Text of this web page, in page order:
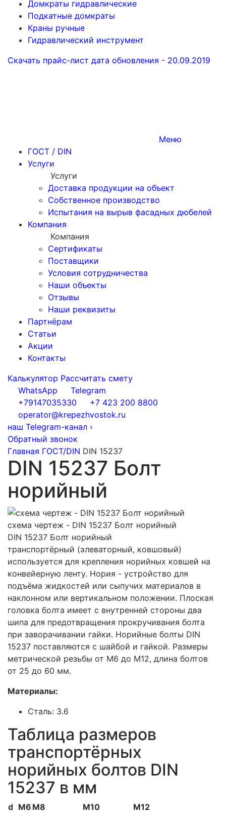
Домкраты гидравлические
Подкатные домкраты
Краны ручные
Гидравлический инструмент
Скачать прайс-лист дата обновления - 20.09.2019
Меню
ГОСТ / DIN
Услуги
Услуги
Доставка продукции на объект
Собственное производство
Испытания на вырыв фасадных дюбелей
Компания
Компания
Сертификаты
Поставщики
Условия сотрудничества
Наши объекты
Отзывы
Наши реквизиты
Партнёрам
Статьи
Акции
Контакты
Калькулятор Рассчитать смету
WhatsApp
Telegram
+79147035330
+7 423 200 8800
operator@krepezhvostok.ru
наш Telegram-канал ›
Обратный звонок
Главная ГОСТ/DIN DIN 15237
DIN 15237 Болт
норийный
схема чертеж - DIN 15237 Болт норийный
DIN 15237 Болт норийный
транспортёрный (элеваторный, ковшовый)
используется для крепления норийных ковшей на
конвейерную ленту. Нория - устройство для
подъёма жидкостей или сыпучих материалов в
наклонном или вертикальном положении. Плоская
головка болта имеет с внутренней стороны два
шипа для предотвращения прокручивания болта
при заворачивании гайки. Норийные болты DIN
15237 поставляются с шайбой и гайкой. Размеры
метрической резьбы от М6 до М12, длина болтов
от 25 до 60 мм.
Материалы:
Сталь: 3.6
Таблица размеров
транспортёрных
норийных болтов DIN
15237 в мм
d M6 M8 M10
M12